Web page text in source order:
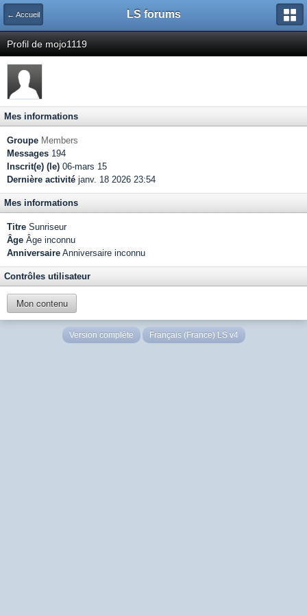
← Accueil LS forums
Profil de mojo1119
Mes informations
Groupe Members
Messages 194
Inscrit(e) (le) 06-mars 15
Dernière activité janv. 18 2026 23:54
Mes informations
Titre Sunriseur
Âge Âge inconnu
Anniversaire Anniversaire inconnu
Contrôles utilisateur
Mon contenu
Version complète Français (France) LS v4